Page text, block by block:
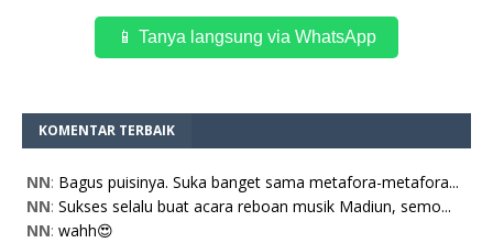
📱 Tanya langsung via WhatsApp
KOMENTAR TERBAIK
NN: Bagus puisinya. Suka banget sama metafora-metafora...
NN: Sukses selalu buat acara reboan musik Madiun, semo...
NN: wahh😍